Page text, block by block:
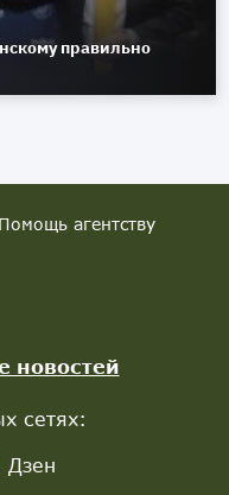
правильно
Помощь агентству
новостей
сетях:
Дзен